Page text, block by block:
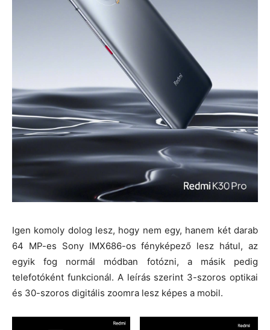
Igen komoly dolog lesz, hogy nem egy, hanem két darab
64 MP-es Sony IMX686-os fényképező lesz hátul, az
egyik fog normál módban fotózni, a másik pedig
telefotóként funkcionál. A leírás szerint 3-szoros optikai
és 30-szoros digitális zoomra lesz képes a mobil.